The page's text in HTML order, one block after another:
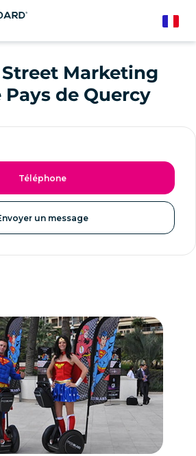
Marketing
Pays de Quercy
Téléphone
un message